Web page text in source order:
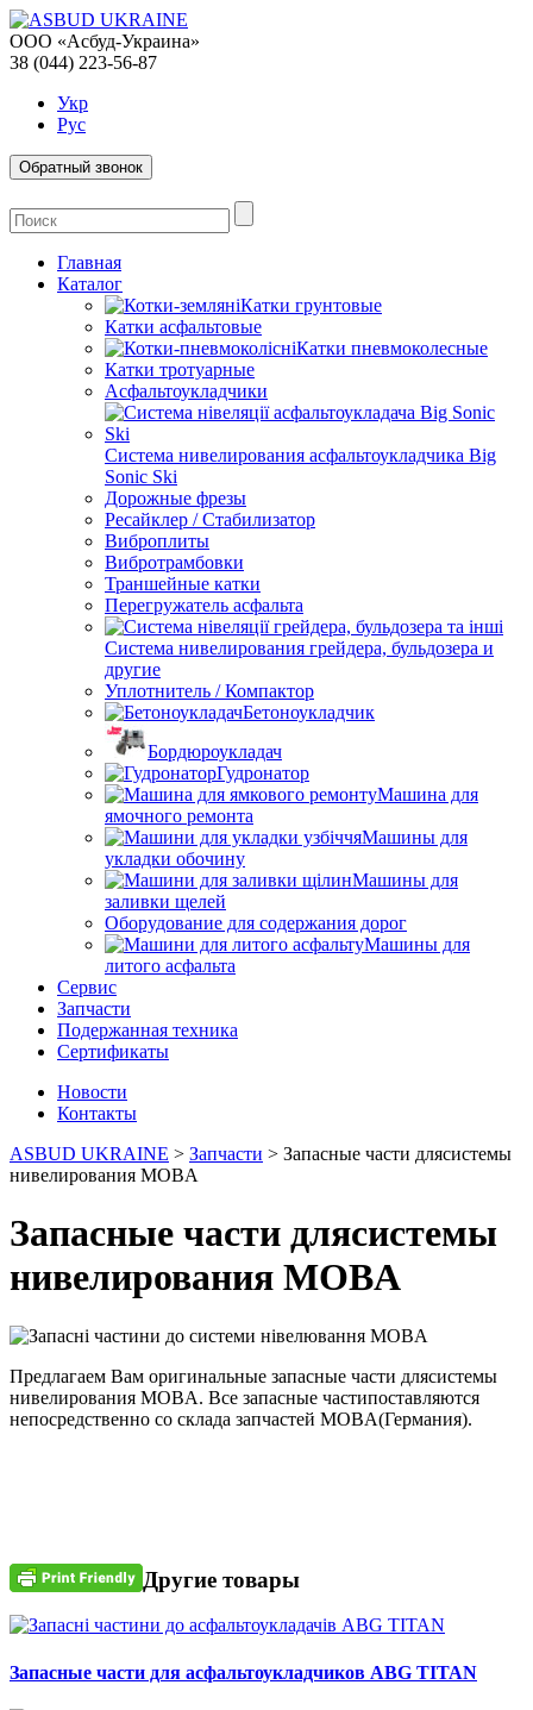
ООО «Асбуд-Украина»
38 (044) 223-56-87
Укр
Рус
Обратный звонок
Главная
Каталог
Катки грунтовые
Катки асфальтовые
Катки пневмоколесные
Катки тротуарные
Асфальтоукладчики
Система нивелирования асфальтоукладчика Big
Sonic Ski
Дорожные фрезы
Ресайклер / Стабилизатор
Виброплиты
Вибротрамбовки
Траншейные катки
Перегружатель асфальта
Система нивелирования грейдера, бульдозера и
другие
Уплотнитель / Компактор
Бетоноукладчик
Бордюроукладач
Гудронатор
Машина для
ямочного ремонта
Машины для
укладки обочину
Машины для
заливки щелей
Оборудование для содержания дорог
Машины для
литого асфальта
Сервис
Запчасти
Подержанная техника
Сертификаты
Новости
Контакты
ASBUD UKRAINE > Запчасти > Запасные части длясистемы
нивелирования MOBA
Запасные части длясистемы
нивелирования MOBA
Предлагаем Вам оригинальные запасные части длясистемы
нивелирования MOBA. Все запасные частипоставляются
непосредственно со склада запчастей MOBA(Германия).
Другие товары
Запасные части для асфальтоукладчиков ABG TITAN